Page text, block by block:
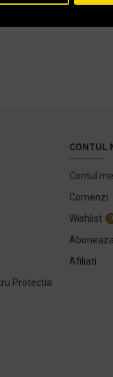
Protectia
CONTUL
Contul
Comenzi
Wishlist
0
Afiliati